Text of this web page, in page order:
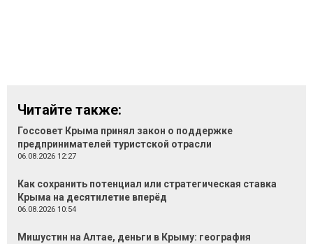
Читайте также:
Госсовет Крыма принял закон о поддержке
предпринимателей туристской отрасли
06.08.2026 12:27
Как сохранить потенциал или стратегическая ставка
Крыма на десятилетие вперёд
06.08.2026 10:54
Мишустин на Алтае, деньги в Крыму: география